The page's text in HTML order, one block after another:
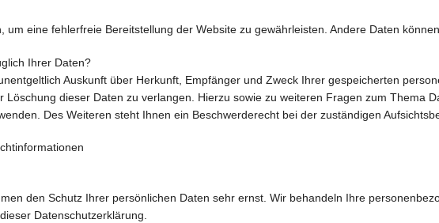
um eine fehlerfreie Bereitstellung der Website zu gewährleisten. Andere Daten
Ihrer Daten?
Auskunft über Herkunft, Empfänger und Zweck Ihrer gespeicherten
Löschung dieser Daten zu verlangen. Hierzu sowie zu weiteren Fragen zum Thema
Des Weiteren steht Ihnen ein Beschwerderecht bei der zuständigen
den Schutz Ihrer persönlichen Daten sehr ernst. Wir behandeln Ihre
Datenschutzerklärung.